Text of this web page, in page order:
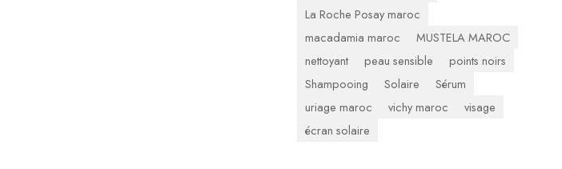
La Roche Posay maroc
macadamia maroc
MUSTELA MAROC
nettoyant
peau sensible
points noirs
Shampooing
Solaire
Sérum
uriage maroc
vichy maroc
visage
écran solaire